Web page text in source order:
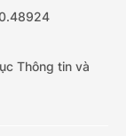
Thông tin và